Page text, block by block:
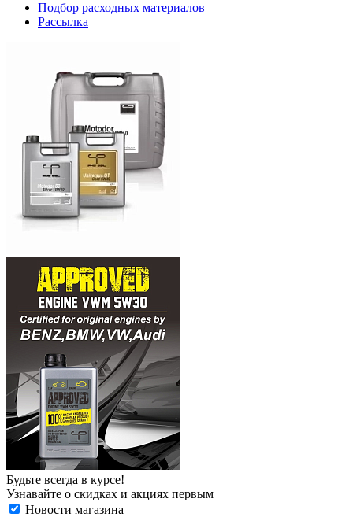
Подбор расходных материалов
Рассылка
Будьте всегда в курсе!
Узнавайте о скидках и акциях первым
Новости магазина